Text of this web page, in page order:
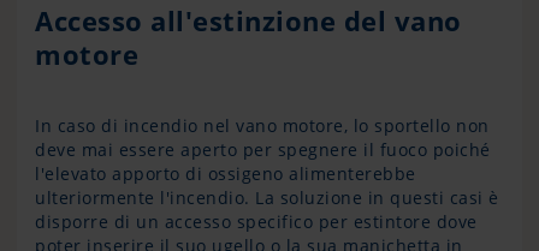
Accesso all'estinzione del vano
motore
In caso di incendio nel vano motore, lo sportello non
deve mai essere aperto per spegnere il fuoco poiché
l'elevato apporto di ossigeno alimenterebbe
ulteriormente l'incendio. La soluzione in questi casi è
disporre di un accesso specifico per estintore dove
poter inserire il suo ugello o la sua manichetta in